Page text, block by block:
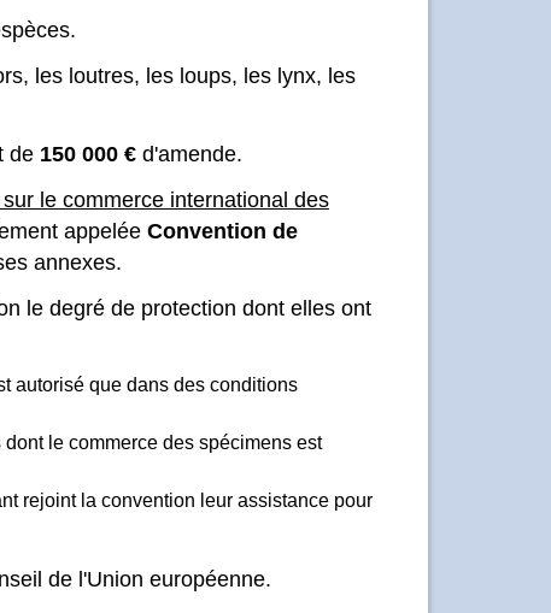
les loutres, les loups, les lynx, les
de 150 000 € d'amende.
le commerce international des
appelée Convention de
annexes.
le degré de protection dont elles ont
autorisé que dans des conditions
le commerce des spécimens est
rejoint la convention leur assistance pour
de l'Union européenne.